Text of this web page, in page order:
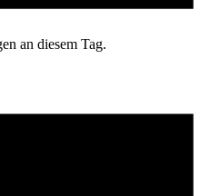
an diesem Tag.